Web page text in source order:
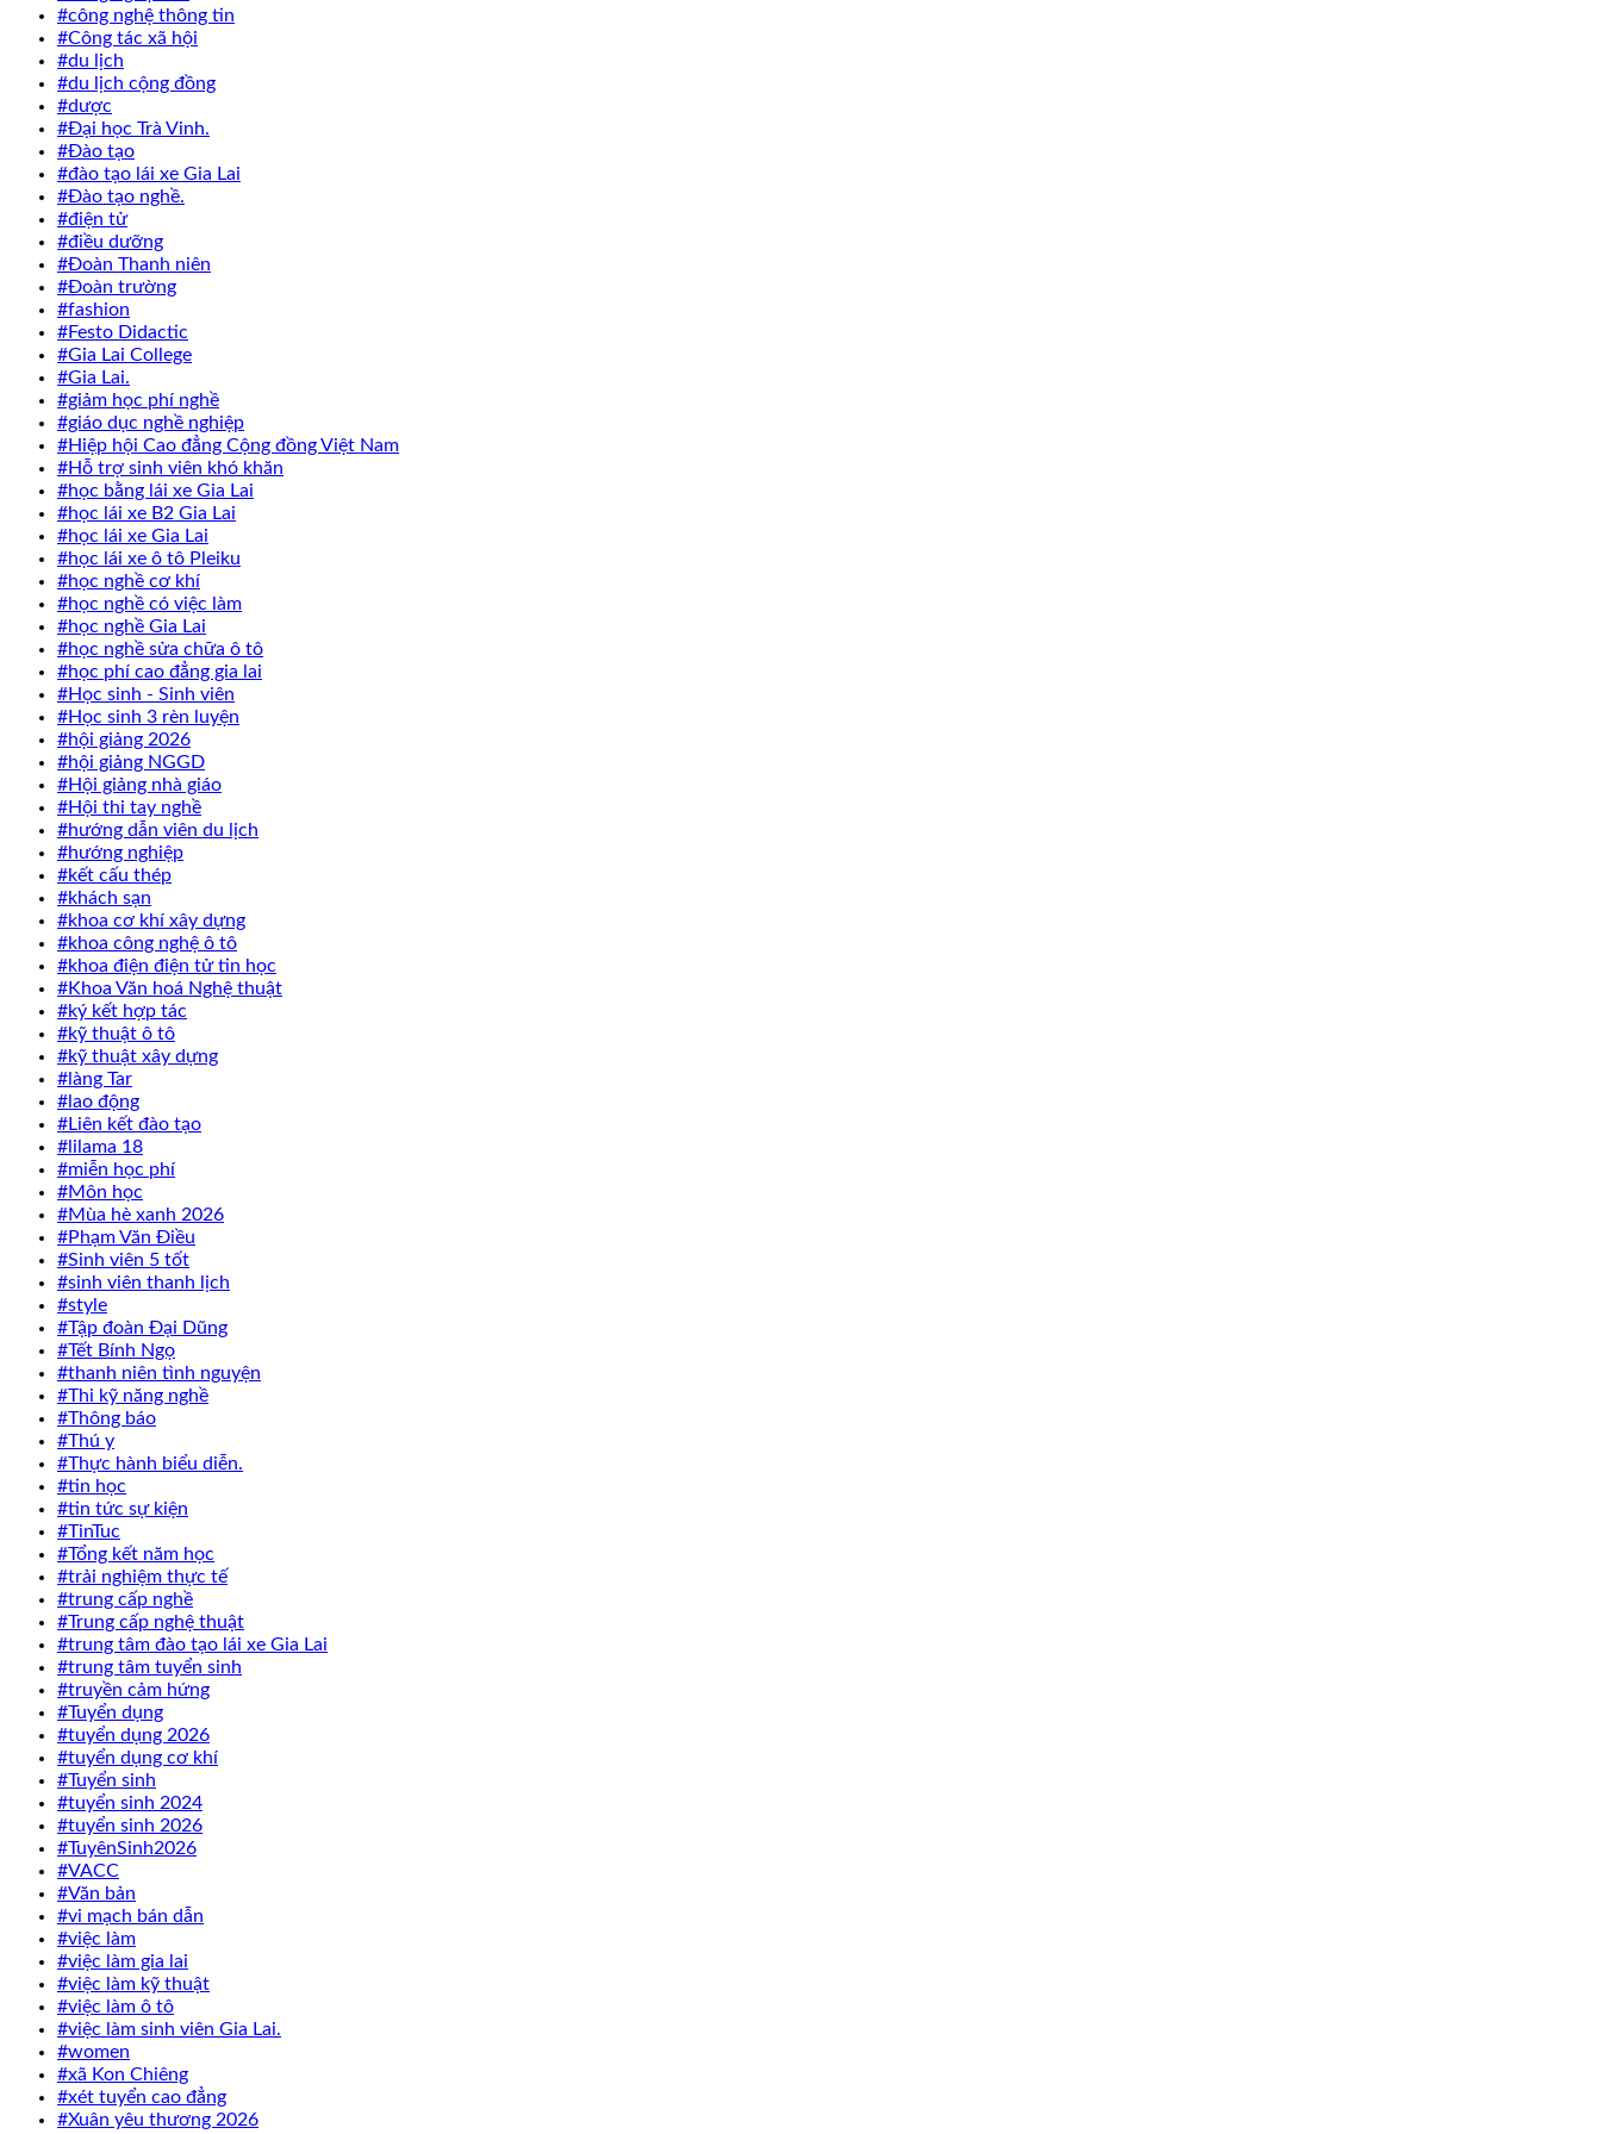
#công nghệ thông tin
#Công tác xã hội
#du lịch
#du lịch cộng đồng
#dược
#Đại học Trà Vinh.
#Đào tạo
#đào tạo lái xe Gia Lai
#Đào tạo nghề.
#điện tử
#điều dưỡng
#Đoàn Thanh niên
#Đoàn trường
#fashion
#Festo Didactic
#Gia Lai College
#Gia Lai.
#giảm học phí nghề
#giáo dục nghề nghiệp
#Hiệp hội Cao đẳng Cộng đồng Việt Nam
#Hỗ trợ sinh viên khó khăn
#học bằng lái xe Gia Lai
#học lái xe B2 Gia Lai
#học lái xe Gia Lai
#học lái xe ô tô Pleiku
#học nghề cơ khí
#học nghề có việc làm
#học nghề Gia Lai
#học nghề sửa chữa ô tô
#học phí cao đẳng gia lai
#Học sinh - Sinh viên
#Học sinh 3 rèn luyện
#hội giảng 2026
#hội giảng NGGD
#Hội giảng nhà giáo
#Hội thi tay nghề
#hướng dẫn viên du lịch
#hướng nghiệp
#kết cấu thép
#khách sạn
#khoa cơ khí xây dựng
#khoa công nghệ ô tô
#khoa điện điện tử tin học
#Khoa Văn hoá Nghệ thuật
#ký kết hợp tác
#kỹ thuật ô tô
#kỹ thuật xây dựng
#làng Tar
#lao động
#Liên kết đào tạo
#lilama 18
#miễn học phí
#Môn học
#Mùa hè xanh 2026
#Phạm Văn Điều
#Sinh viên 5 tốt
#sinh viên thanh lịch
#style
#Tập đoàn Đại Dũng
#Tết Bính Ngọ
#thanh niên tình nguyện
#Thi kỹ năng nghề
#Thông báo
#Thú y
#Thực hành biểu diễn.
#tin học
#tin tức sự kiện
#TinTuc
#Tổng kết năm học
#trải nghiệm thực tế
#trung cấp nghề
#Trung cấp nghệ thuật
#trung tâm đào tạo lái xe Gia Lai
#trung tâm tuyển sinh
#truyền cảm hứng
#Tuyển dụng
#tuyển dụng 2026
#tuyển dụng cơ khí
#Tuyển sinh
#tuyển sinh 2024
#tuyển sinh 2026
#TuyênSinh2026
#VACC
#Văn bản
#vi mạch bán dẫn
#việc làm
#việc làm gia lai
#việc làm kỹ thuật
#việc làm ô tô
#việc làm sinh viên Gia Lai.
#women
#xã Kon Chiêng
#xét tuyển cao đẳng
#Xuân yêu thương 2026